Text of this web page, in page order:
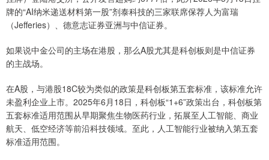
牌的“AI纳米递送材料第一股”剂泰科技的三家联席保荐人为富瑞
（Jefferies）、德意志证券亚洲与中信证券。
如果说中金公司的主场在港股，那么A股尤其是科创板则是中信证券
的主战场。
在A股，与港股18C较为类似的政策是科创板第五套标准，该标准允许
未盈利企业上市。2025年6月18日，科创板“1+6”政策出台，科创板第
五套标准适用范围从早期聚焦生物医药行业，拓展至人工智能、商业
航天、低空经济等前沿科技领域。至此，人工智能行业被纳入第五套
标准适用范围。